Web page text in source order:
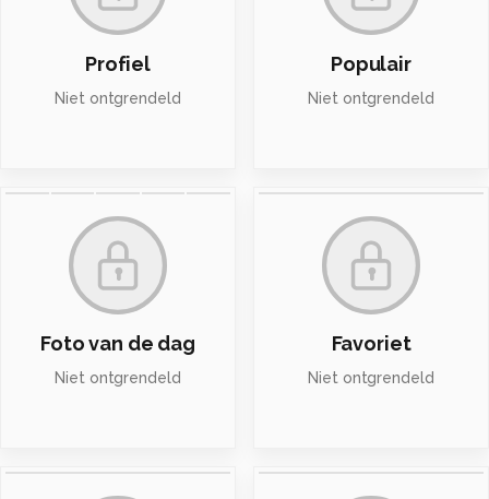
Profiel
Niet ontgrendeld
Populair
Niet ontgrendeld
Foto van de dag
Niet ontgrendeld
Favoriet
Niet ontgrendeld